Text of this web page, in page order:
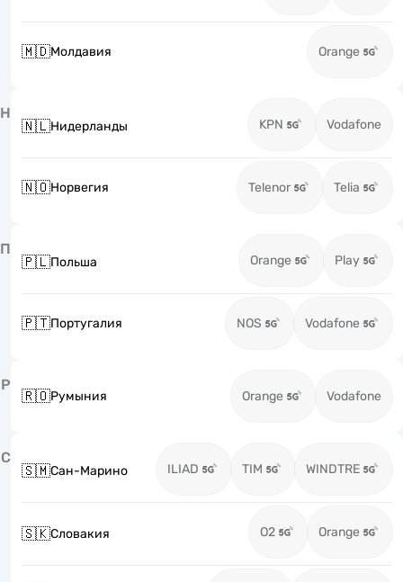
🇲🇩Молдавия Orange
Н
🇳🇱Нидерланды KPN Vodafone
🇳🇴Норвегия Telenor Telia
П
🇵🇱Польша Orange Play
🇵🇹Португалия NOS Vodafone
Р
🇷🇴Румыния Orange Vodafone
С
🇸🇲Сан-Марино ILIAD TIM WINDTRE
🇸🇰Словакия O2 Orange